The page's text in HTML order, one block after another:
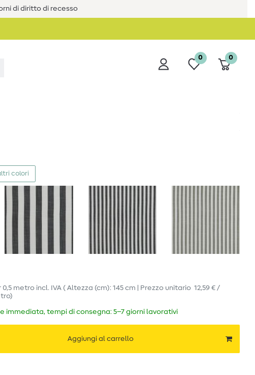
di diritto di recesso
0 0
colori
0,5 metro incl. IVA ( Altezza (cm): 145 cm | Prezzo unitario 12,59 € /
)
immediata, tempi di consegna: 5–7 giorni lavorativi
Aggiungi al carrello